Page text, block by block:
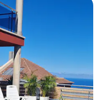
appréciés